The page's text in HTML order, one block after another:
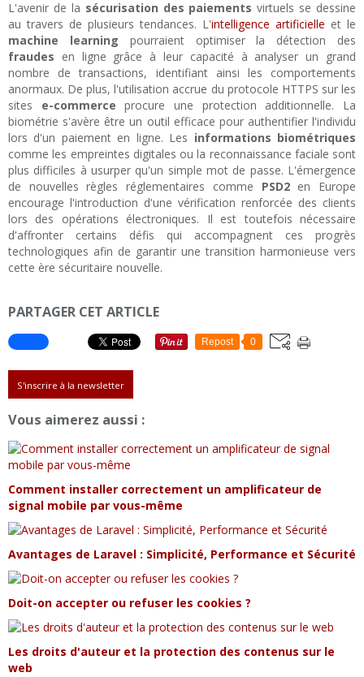
L'avenir de la sécurisation des paiements virtuels se dessine
au travers de plusieurs tendances. L'intelligence artificielle et le
machine learning pourraient optimiser la détection des
fraudes en ligne grâce à leur capacité à analyser un grand
nombre de transactions, identifiant ainsi les comportements
anormaux. De plus, l'utilisation accrue du protocole HTTPS sur les
sites e-commerce procure une protection additionnelle. La
biométrie s'avère être un outil efficace pour authentifier l'individu
lors d'un paiement en ligne. Les informations biométriques
comme les empreintes digitales ou la reconnaissance faciale sont
plus difficiles à usurper qu'un simple mot de passe. L'émergence
de nouvelles règles réglementaires comme PSD2en Europe
encourage l'introduction d'une vérification renforcée des clients
lors des opérations électroniques. Il est toutefois nécessaire
d'affronter certains défis qui accompagnent ces progrès
technologiques afin de garantir une transition harmonieuse vers
cette ère sécuritaire nouvelle.
PARTAGER CET ARTICLE
Repost 0
S'inscrire à la newsletter
Vous aimerez aussi :
Comment installer correctement un amplificateur de
signal mobile par vous-même
Avantages de Laravel : Simplicité, Performance et Sécurité
Doit-on accepter ou refuser les cookies ?
Les droits d'auteur et la protection des contenus sur le
web